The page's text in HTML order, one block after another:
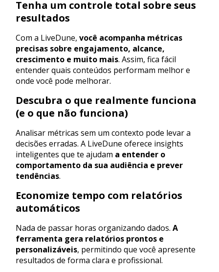
Tenha um controle total sobre seus
resultados
Com a LiveDune, você acompanha métricas
precisas sobre engajamento, alcance,
crescimento e muito mais. Assim, fica fácil
entender quais conteúdos performam melhor e
onde você pode melhorar.
Descubra o que realmente funciona
(e o que não funciona)
Analisar métricas sem um contexto pode levar a
decisões erradas. A LiveDune oferece insights
inteligentes que te ajudam a entender o
comportamento da sua audiência e prever
tendências.
Economize tempo com relatórios
automáticos
Nada de passar horas organizando dados. A
ferramenta gera relatórios prontos e
personalizáveis, permitindo que você apresente
resultados de forma clara e profissional.